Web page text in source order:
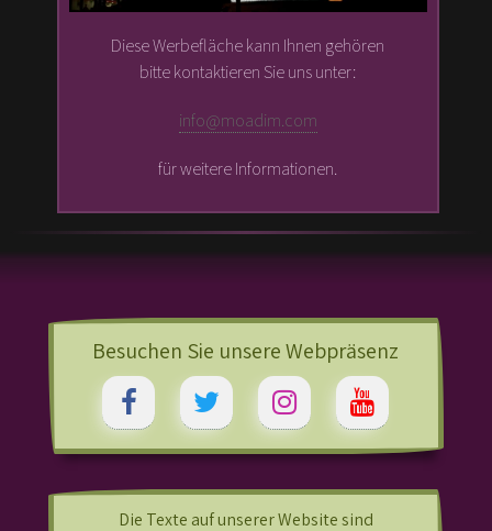
Diese Werbefläche kann Ihnen gehören
bitte kontaktieren Sie uns unter:
info@moadim.com
für weitere Informationen.
Besuchen Sie unsere Webpräsenz
Die Texte auf unserer Website sind